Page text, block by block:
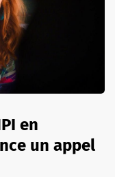
en
un appel